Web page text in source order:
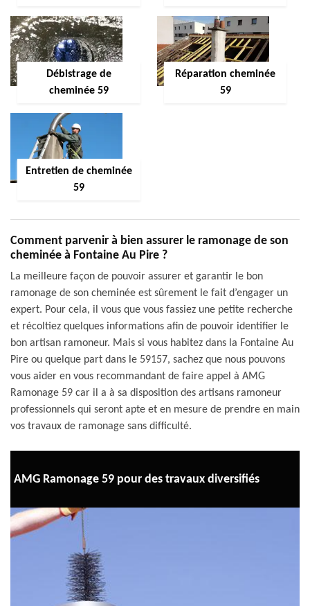
Débistrage de
cheminée 59
Réparation cheminée
59
Entretien de cheminée
59
Comment parvenir à bien assurer le ramonage de son
cheminée à Fontaine Au Pire ?
La meilleure façon de pouvoir assurer et garantir le bon
ramonage de son cheminée est sûrement le fait d’engager un
expert. Pour cela, il vous que vous fassiez une petite recherche
et récoltiez quelques informations afin de pouvoir identifier le
bon artisan ramoneur. Mais si vous habitez dans la Fontaine Au
Pire ou quelque part dans le 59157, sachez que nous pouvons
vous aider en vous recommandant de faire appel à AMG
Ramonage 59 car il a à sa disposition des artisans ramoneur
professionnels qui seront apte et en mesure de prendre en main
vos travaux de ramonage sans difficulté.
AMG Ramonage 59 pour des travaux diversifiés